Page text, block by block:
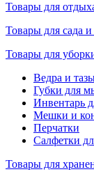
Товары для
Товары для сада и
Товары для
Ведра и
Губки для
Инвентарь
Мешки и
Перчатки
Салфетки
Товары для